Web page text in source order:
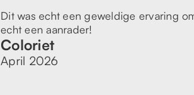
Dit was echt een geweldige ervaring
echt een aanrader!
Coloriet
April 2026